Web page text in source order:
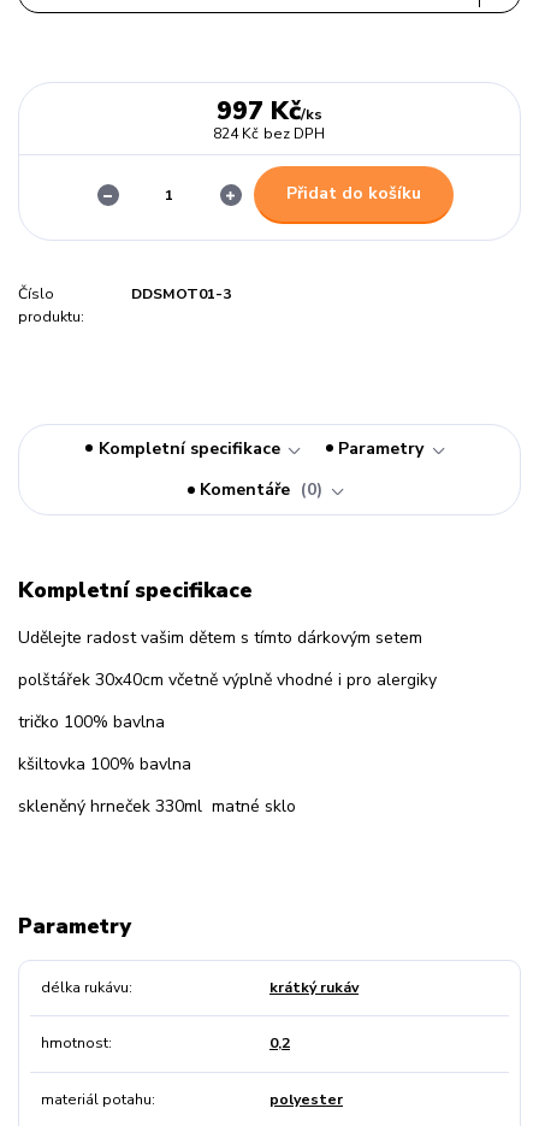
997 Kč/ks
824 Kč bez DPH
Přidat do košíku
Číslo
produktu:
DDSMOT01-3
Kompletní specifikace
Parametry
Komentáře
0
Kompletní specifikace
Udělejte radost vašim dětem s tímto dárkovým setem
polštářek 30x40cm včetně výplně vhodné i pro alergiky
tričko 100% bavlna
kšiltovka 100% bavlna
skleněný hrneček 330ml matné sklo
Parametry
délka rukávu krátký rukáv
hmotnost 0,2
materiál potahu polyester